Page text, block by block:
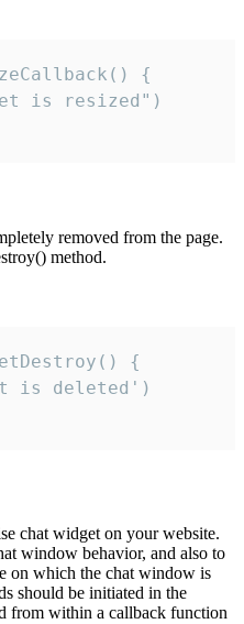
{
is resized")
removed from the page.
method.
{
is deleted')
chat widget on your website.
window behavior, and also to
on which the chat window is
should be initiated in the
from within a callback function